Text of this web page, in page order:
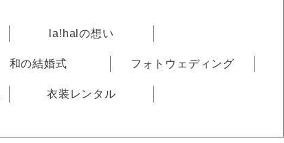
la!halの想い
和の結婚式 フォトウェディング
衣装レンタル